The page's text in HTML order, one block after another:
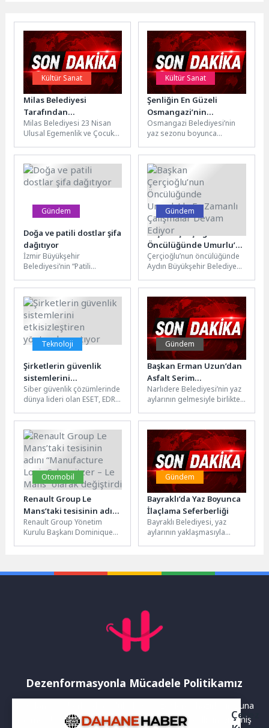
Kültür Sanat
Milas Belediyesi
Tarafından
DüzenleneceK ‘23 Nisan
Çocuk Şenliği’ ile
Çocuklar Bayram
Yaşayacak
Milas Belediyesi 23 Nisan
Ulusal Egemenlik ve Çocuk
etkinliklerle kutlayacak.Ulu
Önder Mustafa...
Kültür Sanat
Şenliğin En Güzeli
Osmangazi’nin
Mahallelerinde
Yaşanıyor
Osmangazi Belediyesi’nin
yaz sezonu boyunca
şenlikleri, vatandaşlara
unutulmaz yaz akşamları
yaşatmaya devam
ediyor.Osmangazi...
Gündem
Doğa ve patili dostlar şifa
dağıtıyor
İzmir Büyükşehir
Belediyesi’nin “Patili
çocuklar ve aileleri,
hayvanlar ve bitkilerle
kurdukları bağ...
Gündem
Başkan Çerçioğlu’nun
Öncülüğünde Umurlu’da
Eş Zamanlı Çalışmalar
Devam Ediyor
Çerçioğlu’nun öncülüğünde
Aydın Büyükşehir Belediyesi
yanında hayata geçirilen
çalışmalar vatandaşlarla
buluşmaya...
Teknoloji
Şirketlerin güvenlik
sistemlerini
etkisizleştiren yöntemler
artıyor
Siber güvenlik çözümlerinde
dünya lideri olan ESET, EDR
en son derinlemesine
analizini...
Gündem
Başkan Erman Uzun’dan
Asfalt Serim
Çalışmalarına Yerinde
İnceleme
Narlıdere Belediyesi’nin yaz
aylarının gelmesiyle birlikte
çalışmaları tüm hızıyla
devam ediyor....
Otomobil
Renault Group Le
Mans’taki tesisinin adını
“Manufacture Louis
Schweitzer – Le Mans”
olarak değiştirdi
Renault Group Yönetim
Kurulu Başkanı Dominique
Gündem
Bayraklı’da Yaz Boyunca
İlaçlama Seferberliği
Bayraklı Belediyesi, yaz
aylarının yaklaşmasıyla
haşere oluşumuna...
Dezenformasyonla Mücadele Politikamız
Yayınlanan haberler doğruluk ilkesi gözetilerek hazırlanır. Buna
rağmen bazı içeriklerde eksik, hatalı veya güncelliğini yitirmiş
Çerez